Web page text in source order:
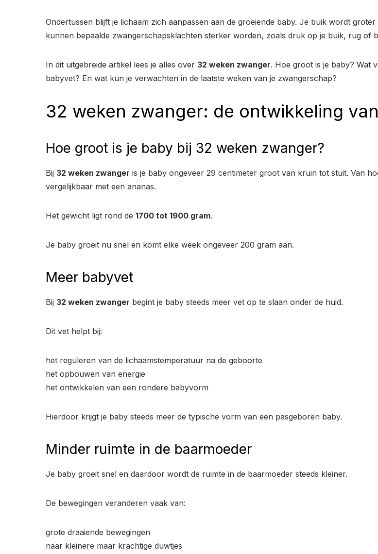
Ondertussen blijft je lichaam zich aanpassen aan de groeiende baby. Je buik wordt
kunnen bepaalde zwangerschapsklachten sterker worden, zoals druk op je buik, rug of
In dit uitgebreide artikel lees je alles over 32 weken zwanger. Hoe groot is je baby? Wat
babyvet? En wat kun je verwachten in de laatste weken van je zwangerschap?
32 weken zwanger: de ontwikkeling
Hoe groot is je baby bij 32 weken zwanger?
Bij 32 weken zwanger is je baby ongeveer 29 centimeter groot van kruin tot stuit. Van
vergelijkbaar met een ananas.
Het gewicht ligt rond de 1700 tot 1900 gram.
Je baby groeit nu snel en komt elke week ongeveer 200 gram aan.
Meer babyvet
Bij 32 weken zwanger begint je baby steeds meer vet op te slaan onder de huid.
Dit vet helpt bij:
het reguleren van de lichaamstemperatuur na de geboorte
het opbouwen van energie
het ontwikkelen van een rondere babyvorm
Hierdoor krijgt je baby steeds meer de typische vorm van een pasgeboren baby.
Minder ruimte in de baarmoeder
Je baby groeit snel en daardoor wordt de ruimte in de baarmoeder steeds kleiner.
De bewegingen veranderen vaak van:
grote draaiende bewegingen
naar kleinere maar krachtige duwtjes